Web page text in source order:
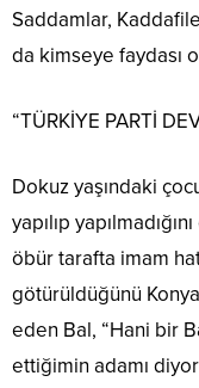
Saddamlar,
da kimseye faydası
“TÜRKİYE PARTİ
Dokuz yaşındaki
yapılıp
öbür tarafta imam
götürüldüğünü
eden Bal, “Hani bir
ettiğimin adamı